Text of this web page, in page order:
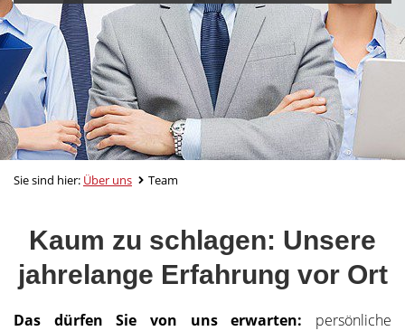
Sie sind hier: Über uns Team
Kaum zu schlagen: Unsere
jahrelange Erfahrung vor Ort
Das dürfen Sie von uns erwarten: persönliche